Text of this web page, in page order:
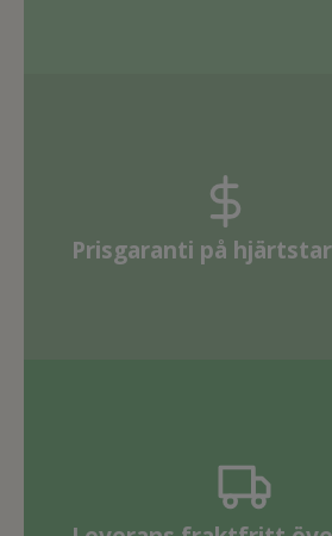
Prisgaranti på